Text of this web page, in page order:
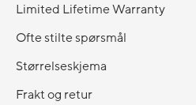
Limited Lifetime Warranty
Ofte stilte spørsmål
Størrelseskjema
Frakt og retur